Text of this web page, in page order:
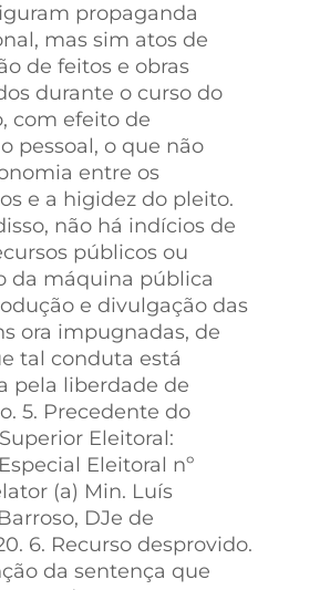
propaganda
mas sim atos de
de feitos e obras
durante o curso do
com efeito de
pessoal, o que não
entre os
e a higidez do pleito.
não há indícios de
públicos ou
da máquina pública
e divulgação das
ora impugnadas, de
tal conduta está
pela liberdade de
5. Precedente do
Eleitoral:
Eleitoral nº
(a) Min. Luís
DJe de
6. Recurso desprovido.
da sentença que